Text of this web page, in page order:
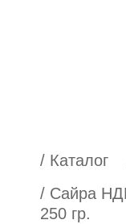
/ Каталог
/ Сайра
250 гр.